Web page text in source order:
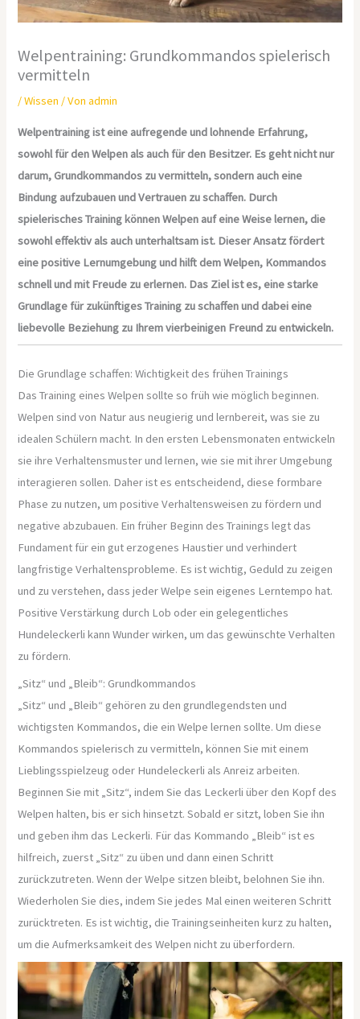
Welpentraining: Grundkommandos spielerisch
vermitteln
/Wissen / Vonadmin
Welpentraining ist eine aufregende und lohnende Erfahrung,
sowohl für den Welpen als auch für den Besitzer. Es geht nicht nur
darum, Grundkommandos zu vermitteln, sondern auch eine
Bindung aufzubauen und Vertrauen zu schaffen. Durch
spielerisches Training können Welpen auf eine Weise lernen, die
sowohl effektiv als auch unterhaltsam ist. Dieser Ansatz fördert
eine positive Lernumgebung und hilft dem Welpen, Kommandos
schnell und mit Freude zu erlernen. Das Ziel ist es, eine starke
Grundlage für zukünftiges Training zu schaffen und dabei eine
liebevolle Beziehung zu Ihrem vierbeinigen Freund zu entwickeln.
Die Grundlage schaffen: Wichtigkeit des frühen Trainings
Das Training eines Welpen sollte so früh wie möglich beginnen.
Welpen sind von Natur aus neugierig und lernbereit, was sie zu
idealen Schülern macht. In den ersten Lebensmonaten entwickeln
sie ihre Verhaltensmuster und lernen, wie sie mit ihrer Umgebung
interagieren sollen. Daher ist es entscheidend, diese formbare
Phase zu nutzen, um positive Verhaltensweisen zu fördern und
negative abzubauen. Ein früher Beginn des Trainings legt das
Fundament für ein gut erzogenes Haustier und verhindert
langfristige Verhaltensprobleme. Es ist wichtig, Geduld zu zeigen
und zu verstehen, dass jeder Welpe sein eigenes Lerntempo hat.
Positive Verstärkung durch Lob oder ein gelegentliches
Hundeleckerli kann Wunder wirken, um das gewünschte Verhalten
zu fördern.
„Sitz“ und „Bleib“: Grundkommandos
„Sitz“ und „Bleib“ gehören zu den grundlegendsten und
wichtigsten Kommandos, die ein Welpe lernen sollte. Um diese
Kommandos spielerisch zu vermitteln, können Sie mit einem
Lieblingsspielzeug oder Hundeleckerli als Anreiz arbeiten.
Beginnen Sie mit „Sitz“, indem Sie das Leckerli über den Kopf des
Welpen halten, bis er sich hinsetzt. Sobald er sitzt, loben Sie ihn
und geben ihm das Leckerli. Für das Kommando „Bleib“ ist es
hilfreich, zuerst „Sitz“ zu üben und dann einen Schritt
zurückzutreten. Wenn der Welpe sitzen bleibt, belohnen Sie ihn.
Wiederholen Sie dies, indem Sie jedes Mal einen weiteren Schritt
zurücktreten. Es ist wichtig, die Trainingseinheiten kurz zu halten,
um die Aufmerksamkeit des Welpen nicht zu überfordern.